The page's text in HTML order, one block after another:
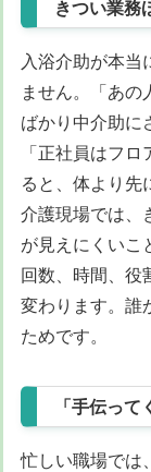
きつい業務
入浴介助が本当
ません。「あの
ばかり中介助に
「正社員はフ
ると、体より先
介護現場では、
が見えにくいこ
回数、時間、役
変わります。誰
ためです。
「手伝っ
忙しい職場では